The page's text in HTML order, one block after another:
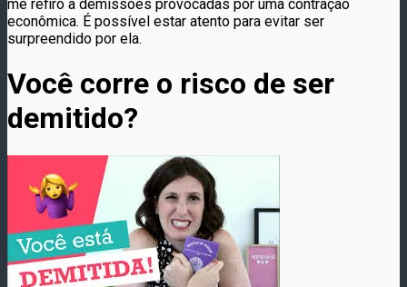
me refiro a demissões provocadas por uma contração
econômica. É possível estar atento para evitar ser
surpreendido por ela.
Você corre o risco de ser
demitido?